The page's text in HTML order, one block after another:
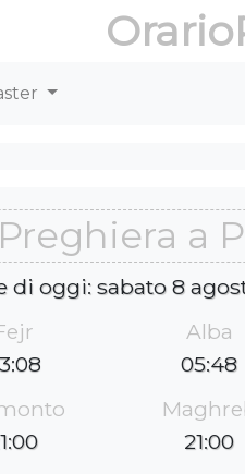
a
di oggi: sabato 8
Alba
05:48
21:00